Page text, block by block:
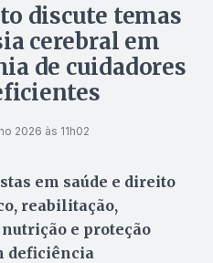
discute temas
cerebral em
de cuidadores
2026 às 11h02
em saúde e direito
reabilitação,
e proteção
deficiência